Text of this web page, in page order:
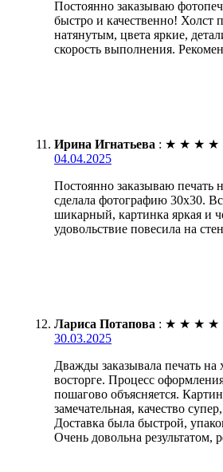
Постоянно заказываю
быстро и качественно! Холст
натянутым, цвета яркие,
скорость выполнения.
Ирина Игнатьева : ★ ★ ★ ★
04.04.2025
Постоянно заказываю печать
сделала фотографию 30х30.
шикарный, картинка яркая и
удовольствие повесила на
Лариса Потапова : ★ ★ ★ ★
30.03.2025
Дважды заказывала печать на
восторге. Процесс
пошагово объясняется.
замечательная, качество
Доставка была быстрой,
Очень довольна результатом,